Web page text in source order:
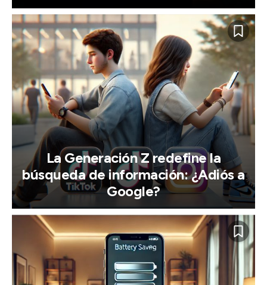
La Generación Z redefine la
búsqueda de información: ¿Adiós a
Google?